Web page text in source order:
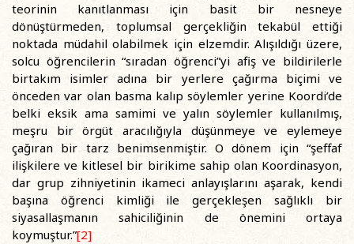
teorinin kanıtlanması için basit bir nesneye
dönüştürmeden, toplumsal gerçekliğin tekabül ettiği
noktada müdahil olabilmek için elzemdir. Alışıldığı üzere,
solcu öğrencilerin “sıradan öğrenci”yi afiş ve bildirilerle
birtakım isimler adına bir yerlere çağırma biçimi ve
önceden var olan basma kalıp söylemler yerine Koordi’de
belki eksik ama samimi ve yalın söylemler kullanılmış,
meşru bir örgüt aracılığıyla düşünmeye ve eylemeye
çağıran bir tarz benimsenmiştir. O dönem için “şeffaf
ilişkilere ve kitlesel bir birikime sahip olan Koordinasyon,
dar grup zihniyetinin ikameci anlayışlarını aşarak, kendi
başına öğrenci kimliği ile gerçekleşen sağlıklı bir
siyasallaşmanın sahiciliğinin de önemini ortaya
koymuştur.”[2]